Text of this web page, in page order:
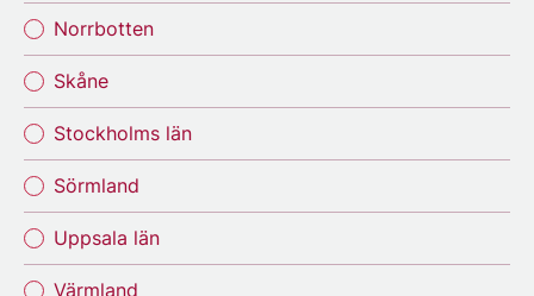
Norrbotten
Skåne
Stockholms län
Sörmland
Uppsala län
Värmland